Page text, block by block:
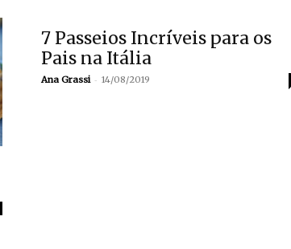
7 Passeios Incríveis para os
Pais na Itália
Ana Grassi - 14/08/2019